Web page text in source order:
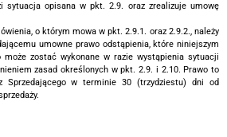
sytuacja opisana w pkt. 2.9. oraz zrealizuje umowę
o którym mowa w pkt. 2.9.1. oraz 2.9.2., należy
umowne prawo odstąpienia, które niniejszym
może zostać wykonane w razie wystąpienia sytuacji
zasad określonych w pkt. 2.9. i 2.10. Prawo to
Sprzedającego w terminie 30 (trzydziestu) dni od